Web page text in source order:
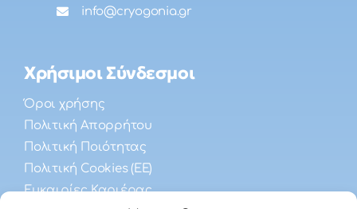
info@cryogonia.gr
Χρήσιμοι Σύνδεσμοι
Όροι χρήσης
Πολιτική Απορρήτου
Πολιτική Ποιότητας
Πολιτική Cookies (ΕΕ)
Ευκαιρίες Καριέρας